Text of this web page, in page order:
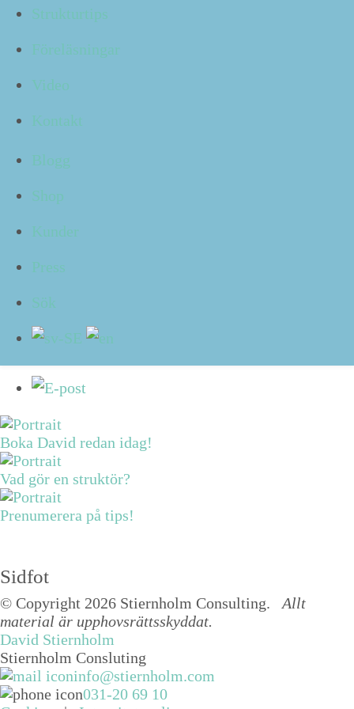
Strukturtips
Föreläsningar
Video
Kontakt
Blogg
Shop
Kunder
Press
Sök
Det är lätt att kän­na sig överväldigad (och stressad!).
Framgångsakademin
Visa mig kursen
Boka David redan idag!
Vad gör en struktör?
Prenumerera på tips!
Sidfot
© Copyright 2026 Stiernholm Consulting. Allt
material är upphovsrättsskyddat.
David Stiernholm
Stiernholm Consluting
info@stiernholm.com
031-20 69 10